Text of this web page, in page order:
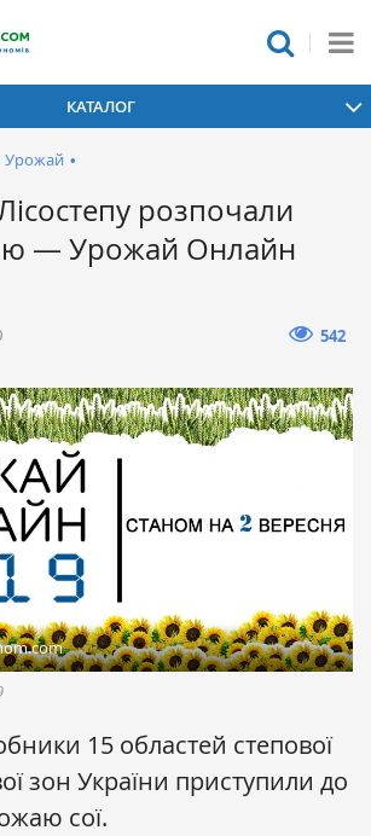
КАТАЛОГ
Урожай •
розпочали
— Урожай Онлайн
542
15 областей степової
зон України приступили до
сої.